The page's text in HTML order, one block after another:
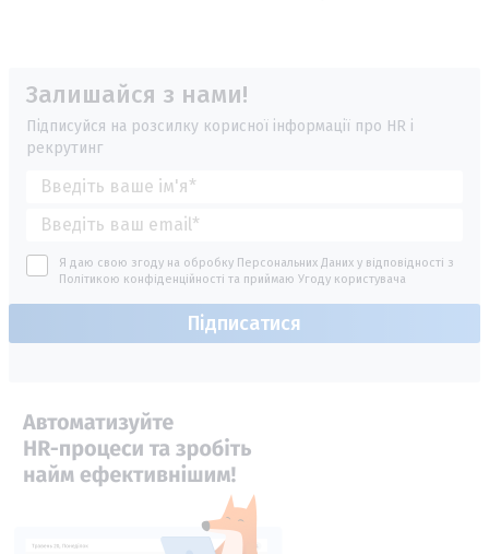
Залишайся з нами!
Підписуйся на розсилку корисної інформації про HR і
рекрутинг
Я даю свою згоду на обробку Персональних Даних у відповідності з
Політикою конфіденційності та приймаю Угоду користувача